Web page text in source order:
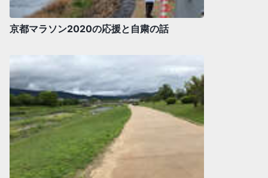
京都マラソン2020の応援と自粛の話